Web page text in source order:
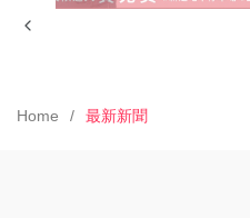
Home 最新新聞